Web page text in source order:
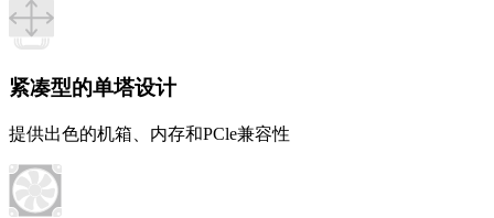
紧凑型的单塔设计
提供出色的机箱、内存和PCle兼容性